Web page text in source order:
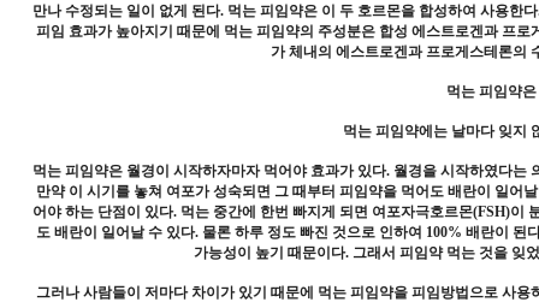
만나 수정되는 일이 없게 된다. 먹는 피임약은 이 두 호르몬을 합성하여 사용
피임 효과가 높아지기 때문에 먹는 피임약의 주성분은 합성 에스트로겐과 프
가 체내의 에스트로겐과 프로게스테론의
먹는 피임약
먹는 피임약에는 날마다 잊지
먹는 피임약은 월경이 시작하자마자 먹어야 효과가 있다. 월경을 시작하였다
만약 이 시기를 놓쳐 여포가 성숙되면 그 때부터 피임약을 먹어도 배란이 일어
어야 하는 단점이 있다. 먹는 중간에 한번 빠지게 되면 여포자극호르몬(FSH)
도 배란이 일어날 수 있다. 물론 하루 정도 빠진 것으로 인하여 100% 배란이
가능성이 높기 때문이다. 그래서 피임약 먹는 것을 잊
그러나 사람들이 저마다 차이가 있기 때문에 먹는 피임약을 피임방법으로 사